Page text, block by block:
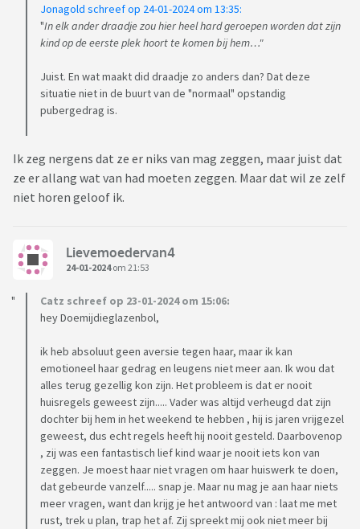
ging nemen, hadden ze al snel hun gsm genomen om te
doen dat ze onschuldig aan het gsm'en waren. Als ik
ook wat later was de jongeheer rustig aan zijn ballen aan het
krabben onder mijn ogen, ongegeneerd. Ik dacht toen wat
een onbeschoft, ongemanierd ventje.
Ook sinds Sofie haar vriendje heeft, heb ik geen enkel
gesprek meer met haar, ze praat gewoon niet meer tegen
mij en ze heeft een grote mond gekregen. Als ik iets vraag
krijg ik een korte ja of nee. De band die we hadden is er niet
bijvoorbeeld iets moet wassen in de wasmachine of als ik
iets moet kopen, bv een parfum. Voor de rest negeert ze mij
Ik mag ook niets weigeren, als ze iets wil , dan moet ik dat
stante pede doen, anders krijg ik de wind van voren.
Beetje bij beetje is zij chef geworden in huis en mijn partner
heeft geen grip meer op haar en ik ben hier de dupe van. Ik
kan mij niet van de indruk ontdoen, dat zij mij als
geldschieter en poetsvrouw beziet, haar dienster.
Het laatste jaar is de situatie aan het escaleren, nog meer
arrogantie en ordinair gedrag.
Ook haar vriendje zegt nooit een woord tegen mij en elk
weekend is hij er ook bij. Hij blijft overnachten, ontbijten,
lunchen en souperen bij ons. Nog NOOIT heeft hij nog maar
1x een dank u gezegd als ik het eten op tafel zet of bv het is
Jonagold schreef op 24-01-2024 om 13:35:
"In elk ander draadje zou hier heel hard geroepen worden dat zijn
kind op de eerste plek hoort te komen bij hem…"
Juist. En wat maakt did draadje zo anders dan? Dat deze
situatie niet in de buurt van de "normaal" opstandig
pubergedrag is.
Ik zeg nergens dat ze er niks van mag zeggen, maar juist dat
ze er allang wat van had moeten zeggen. Maar dat wil ze zelf
niet horen geloof ik.
Lievemoedervan4
24-01-2024om 21:53
Catz schreef op 23-01-2024 om 15:06:
hey Doemijdieglazenbol,
ik heb absoluut geen aversie tegen haar, maar ik kan
emotioneel haar gedrag en leugens niet meer aan. Ik wou dat
alles terug gezellig kon zijn. Het probleem is dat er nooit
huisregels geweest zijn..... Vader was altijd verheugd dat zijn
dochter bij hem in het weekend te hebben , hij is jaren vrijgezel
geweest, dus echt regels heeft hij nooit gesteld. Daarbovenop
, zij was een fantastisch lief kind waar je nooit iets kon van
zeggen. Je moest haar niet vragen om haar huiswerk te doen,
dat gebeurde vanzelf..... snap je. Maar nu mag je aan haar niets
meer vragen, want dan krijg je het antwoord van : laat me met
rust, trek u plan, trap het af. Zij spreekt mij ook niet meer bij